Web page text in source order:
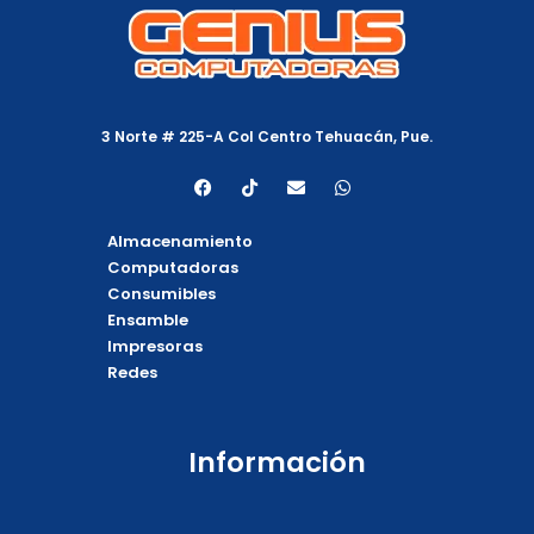
3 Norte # 225-A Col Centro Tehuacán, Pue.
F
a
e
b
o
k
T
i
o
E
n
W
h
Almacenamiento
Computadoras
Consumibles
Ensamble
Impresoras
Redes
Información